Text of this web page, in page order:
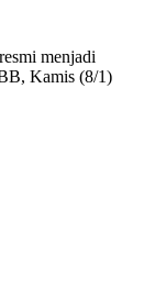
menjadi
Kamis (8/1)